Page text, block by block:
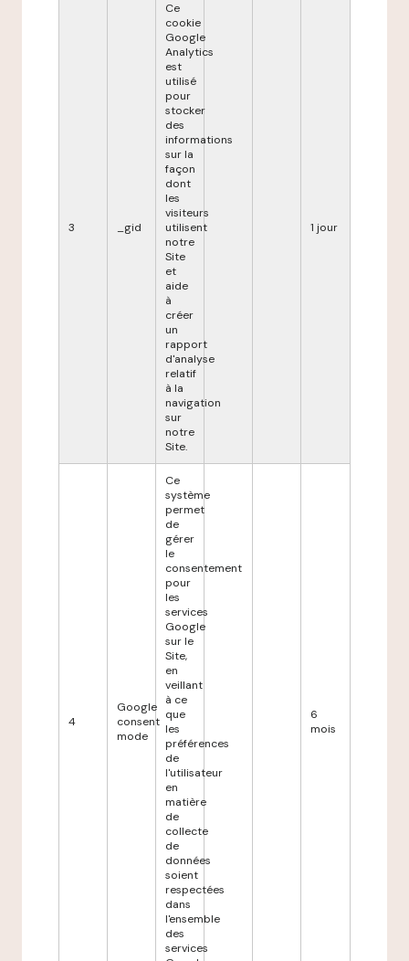
3 _gid
Ce
cookie
Google
Analytics
est
utilisé
pour
stocker
des
informations
sur la
façon
dont
les
visiteurs
utilisent
notre
Site
et
aide
à
créer
un
rapport
d'analyse
relatif
à la
navigation
sur
notre
Site.
1 jour
4
Google
consent
mode
Ce
système
permet
de
gérer
le
consentement
pour
les
services
Google
sur le
Site,
en
veillant
à ce
que
les
préférences
de
l'utilisateur
en
matière
de
collecte
de
données
soient
respectées
dans
l'ensemble
des
services
6
mois